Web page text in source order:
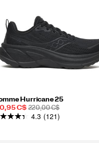
Hurricane 25
C$ PRIX
DE
220,00 C$
4.3 (121)